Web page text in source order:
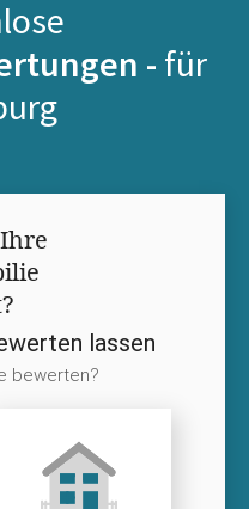
- für
lassen
bewerten?